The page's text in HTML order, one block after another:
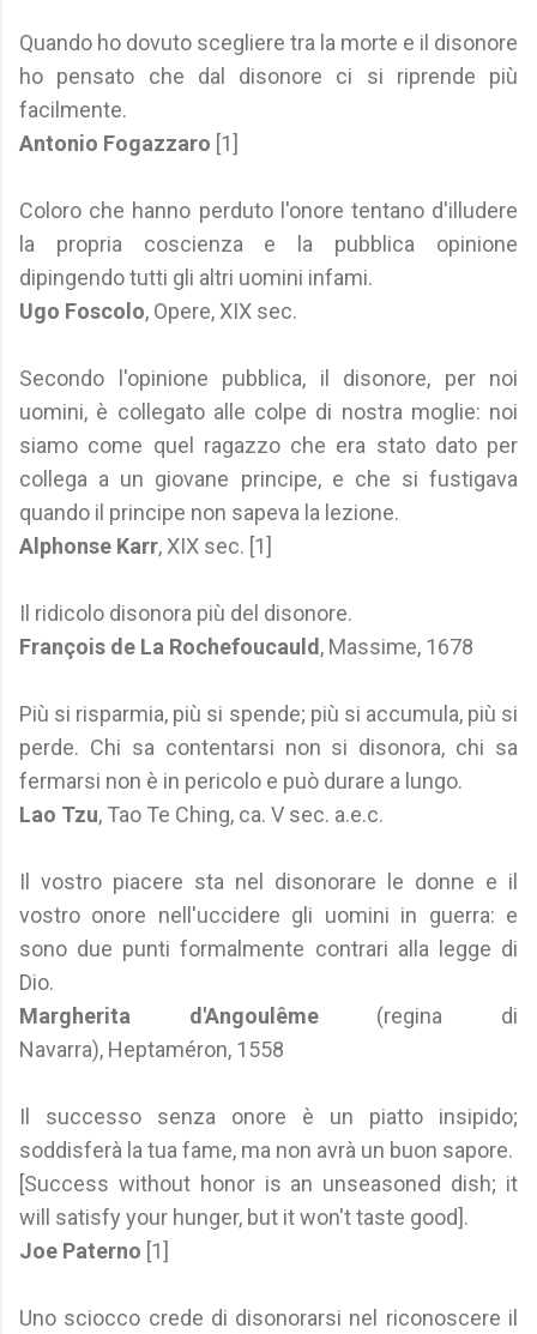
Quando ho dovuto scegliere tra la morte e il disonore
ho pensato che dal disonore ci si riprende più
facilmente.
Antonio Fogazzaro [1]
Coloro che hanno perduto l'onore tentano d'illudere
la propria coscienza e la pubblica opinione
dipingendo tutti gli altri uomini infami.
Ugo Foscolo, Opere, XIX sec.
Secondo l'opinione pubblica, il disonore, per noi
uomini, è collegato alle colpe di nostra moglie: noi
siamo come quel ragazzo che era stato dato per
collega a un giovane principe, e che si fustigava
quando il principe non sapeva la lezione.
Alphonse Karr, XIX sec. [1]
Il ridicolo disonora più del disonore.
François de La Rochefoucauld , Massime, 1678
Più si risparmia, più si spende; più si accumula, più si
perde. Chi sa contentarsi non si disonora, chi sa
fermarsi non è in pericolo e può durare a lungo.
Lao Tzu, Tao Te Ching, ca. V sec. a.e.c.
Il vostro piacere sta nel disonorare le donne e il
vostro onore nell'uccidere gli uomini in guerra: e
sono due punti formalmente contrari alla legge di
Dio.
Margherita d'Angoulême(regina di
Navarra), Heptaméron, 1558
Il successo senza onore è un piatto insipido;
soddisferà la tua fame, ma non avrà un buon sapore.
[Success without honor is an unseasoned dish; it
will satisfy your hunger, but it won't taste good].
Joe Paterno [1]
Uno sciocco crede di disonorarsi nel riconoscere il